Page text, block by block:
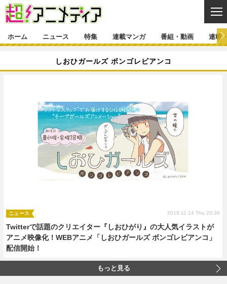
映画 音楽
グッズ イベント
声優 コスプレ
舞台 新帝スタ
インタビュー レポート
ラキりす
連載マンガ
連載マンガ一覧 連載一覧
番組・動画
番組・動画一覧 ラジオ
動画
連載・ブログ
連載・ブログ一覧 コラム
ホーム ニュース 特集 連載マンガ 番組・動画 連載
しおひガールズ ボンゴレビアンコ
Twitterで話題のクリエイター『しおひがり』の大人気イラストが
アニメ映像化！WEBアニメ「しおひガールズ ボンゴレビアンコ」
配信開始！
ニュース 2019.11.14 Thu 20:30
もっと見る